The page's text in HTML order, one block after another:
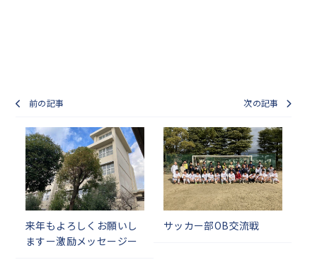
前の記事
来年もよろしくお願いし
ますー激励メッセージー
次の記事
サッカー部OB交流戦